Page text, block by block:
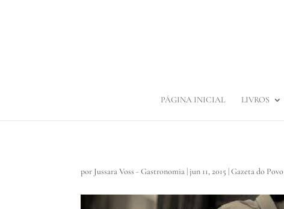
PÁGINA INICIAL LIVROS
por Jussara Voss - Gastronomia |jun 11, 2015 |Gazeta do Povo